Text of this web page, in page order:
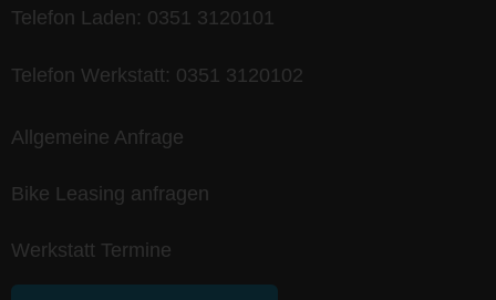
Telefon Laden: 0351 3120101
Telefon Werkstatt: 0351 3120102
Allgemeine Anfrage
Bike Leasing anfragen
Werkstatt Termine